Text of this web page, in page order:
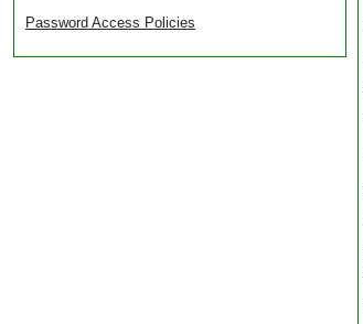
Password Access Policies